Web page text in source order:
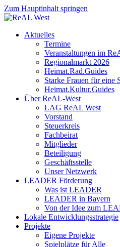
Zum Hauptinhalt springen
Aktuelles
Termine
Veranstaltungen im
Regionalmarkt 2026
Heimat.Rad.Guides
Starke Frauen für eine
Heimat.Kultur.Guides
Über ReAL-West
LAG ReAL West
Vorstand
Steuerkreis
Fachbeirat
Mitglieder
Beteiligung
Geschäftsstelle
Unser Netzwerk
LEADER Förderung
Was ist LEADER
LEADER in Bayern
Von der Idee zum
Lokale Entwicklungsstrategie
Projekte
Eigene Projekte
Spielplätze für Alle